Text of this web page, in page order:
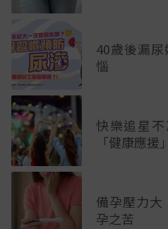
40歲後漏
惱
快樂追星
「健康應援
備孕壓力
孕之苦